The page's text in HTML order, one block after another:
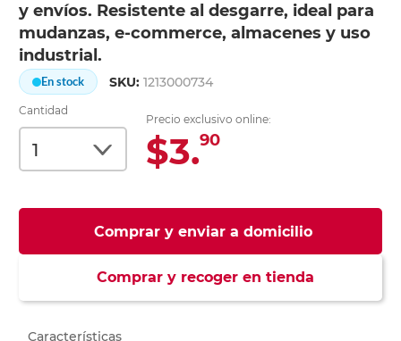
y envíos. Resistente al desgarre, ideal para
mudanzas, e-commerce, almacenes y uso
industrial.
En stock SKU:1213000734
Cantidad
Precio exclusivo online:
$3.90
Comprar y enviar a domicilio
Comprar y recoger en tienda
Características